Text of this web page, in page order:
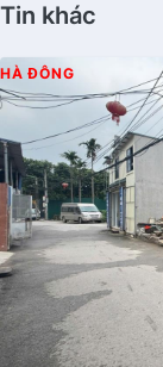
Tin khác
HÀ ĐÔNG